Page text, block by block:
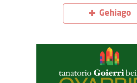
Gehiago